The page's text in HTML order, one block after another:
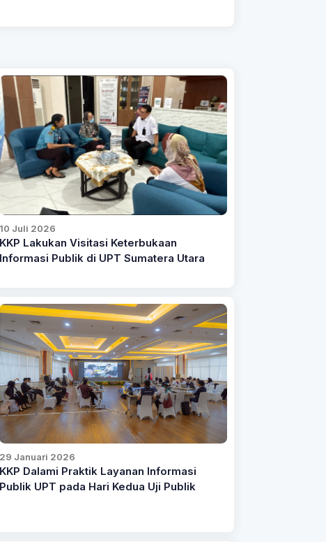
10 Juli 2026
KKP Lakukan Visitasi Keterbukaan
Informasi Publik di UPT Sumatera Utara
29 Januari 2026
KKP Dalami Praktik Layanan Informasi
Publik UPT pada Hari Kedua Uji Publik